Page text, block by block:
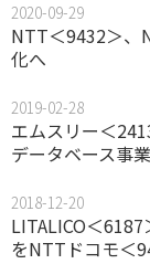
2020-09-29
NTT＜9432＞、
化へ
2019-02-28
エムスリー＜
データベース事
2018-12-20
LITALICO＜
をNTTドコモ＜